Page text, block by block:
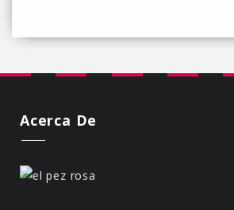
Acerca De